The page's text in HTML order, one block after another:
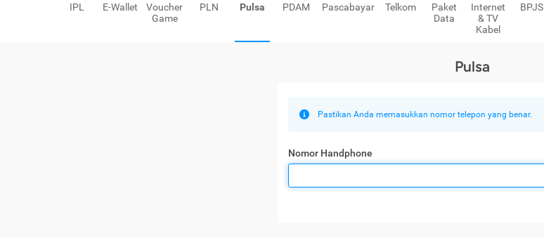
IPL E-Wallet
Voucher
Game
PLN Pulsa PDAM Pascabayar Telkom
Paket
Data
Internet
& TV
Kabel
BPJS
Pulsa
Pastikan Anda memasukkan nomor telepon yang benar.
Nomor Handphone